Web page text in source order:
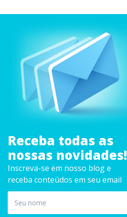
Receba todas as
nossas novidades!
Inscreva-se em nosso blog e
receba conteúdos em seu email